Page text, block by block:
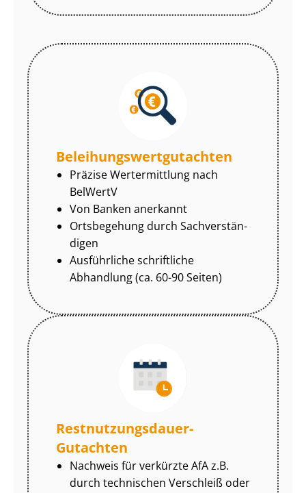
Be­lei­hungs­wert­gut­ach­ten
Präzise Wertermittlung nach
BelWertV
Von Banken anerkannt
Ortsbegehung durch Sach­ver­stän­
di­gen
Ausführliche schriftliche
Abhandlung (ca. 60-90 Seiten)
Rest­nut­zungs­dau­er-
Gutachten
Nachweis für verkürzte AfA z.B.
durch technischen Verschleiß oder